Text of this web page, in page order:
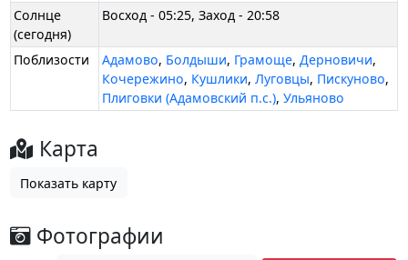
Солнце
(сегодня)
Восход - 05:25, Заход - 20:58
Поблизости Адамово, Болдыши, Грамоще,Дерновичи,
Кочережино, Кушлики,Луговцы, Пискуново,
Плиговки (Адамовский п.с.),Ульяново
Карта
Показать карту
Фотографии